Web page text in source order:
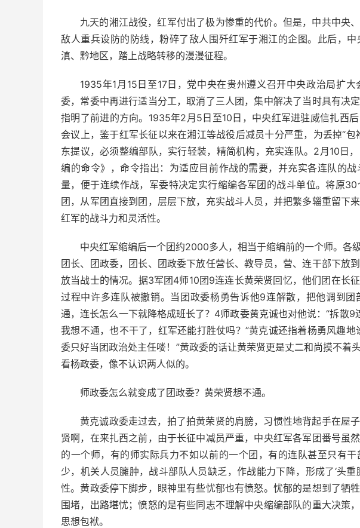
九天的湘江战役，红军付出了极为惨重的代价。但是，中共中央
敌人重兵设防的防线，粉碎了敌人围歼红军于湘江的企图。此后，中
滇、黔地区，踏上战略转移的漫漫征程。
1935年1月15日至17日，党中央在贵州遵义召开中央政治局扩
委，常委中再进行适当分工，取消了三人团，集中解决了当时具有决
指明了前进的方向。1935年2月5日至10日，中央红军进驻威信扎西
会议上，鉴于红军长征以来在湘江等战役后减员十分严重，为丢掉“
东提议，必须整编部队，实行轻装，精简机构，充实连队。2月10日
编的命令》，命令指出：为适应目前作战的需要，并充实各连队的
量，便于连续作战，军委特决定实行缩编各军团的战斗单位。将原
团，从军团直接到团，层层下放，充实战斗人员，并把繁多辎重留下
红军的战斗力和灵活性。
中央红军缩编后一个团约2000多人，相当于缩编前的一个师。各
团长、团政委，团长、团政委下放任营长、教导员，营、连干部下放
放当战士的情况。据3军团4师10团9连连长黄荣贤回忆，他们团在长
过程中许多连队被撤销。当团政委杨勇告诉他9连解散，把他调到
通，连长怎么一下就降格成班长了？4师政委黄克诚也对他说：“拆散9
我想不通，也不干了，红军还能打胜仗吗？”黄克诚还指着杨勇风趣
委只好当团政治处主任喽！”黄政委的话让黄荣贤更是丈二和尚摸不着
看杨政委，像不认识两人似的。
师政委怎么就变成了团政委？黄荣贤想不通。
黄克诚政委走过去，拍了拍黄荣贤的肩膀，习惯性地背起手在屋
贤啊，在来扎西之前，由于长征中减员严重，中央红军各军团番号虽
的一个师，有的师实际兵力不如以前的一个团，有的连队甚至只有
少，机关人员臃肿，战斗部队人员缺乏，作战能力下降，形成了‘头
性。黄政委停下脚步，眼神里有些忧郁也有愤怒。忧郁的是想到了牺
围堵，出路堪忧；愤怒的是有些同志不理解中央缩编部队的重大决策
思想包袱。